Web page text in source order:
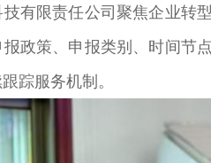
限责任公司聚焦企业转型
政策、申报类别、时间节
踪服务机制。